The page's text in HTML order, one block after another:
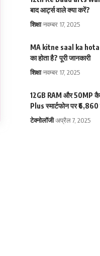
बाद आर्ट्स वाले क्या करें?
शिक्षा नवम्बर 17, 2025
MA kitne saal ka hota
का होता है? पूरी जानकारी
शिक्षा नवम्बर 17, 2025
12GB RAM और 50MP
Plus स्मार्टफोन पर ₹6,860
टेक्नोलॉजी अप्रैल 7, 2025